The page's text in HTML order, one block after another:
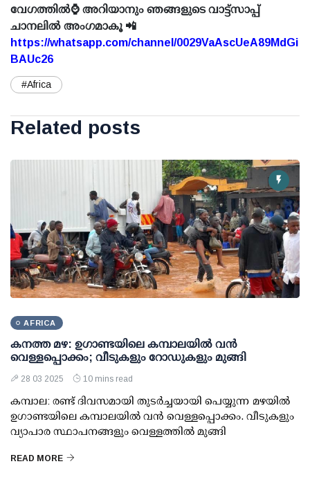
വേഗത്തിൽ⌚ അറിയാനും ഞങ്ങളുടെ വാട്ട്സാപ്പ്
ചാനലിൽ അംഗമാകൂ 📲
https://whatsapp.com/channel/0029VaAscUeA89MdGi
BAUc26
#Africa
Related posts
AFRICA
കനത്ത മഴ: ഉഗാണ്ടയിലെ കമ്പാലയില്‍ വന്‍
വെള്ളപ്പൊക്കം; വീടുകളും റോഡുകളും മുങ്ങി
28 03 2025 10 mins read
കമ്പാല: രണ്ട് ദിവസമായി തുടര്‍ച്ചയായി പെയ്യുന്ന മഴയില്‍
ഉഗാണ്ടയിലെ കമ്പാലയില്‍ വന്‍ വെള്ളപ്പൊക്കം. വീടുകളും
വ്യാപാര സ്ഥാപനങ്ങളും വെള്ളത്തില്‍ മുങ്ങി
READ MORE